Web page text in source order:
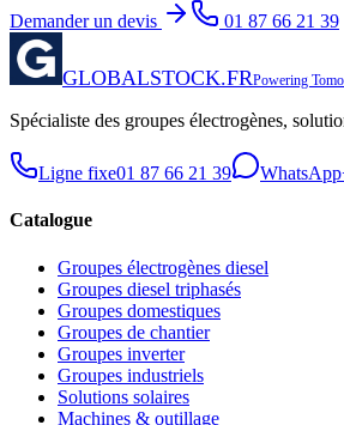
Demander un devis
01 87 66 21 39
GLOBALSTOCK.FRPowering
Spécialiste des groupes électrogènes,
Ligne fixe01 87 66 21 39 WhatsApp
Catalogue
Groupes électrogènes diesel
Groupes diesel triphasés
Groupes domestiques
Groupes de chantier
Groupes inverter
Groupes industriels
Solutions solaires
Machines & outillage